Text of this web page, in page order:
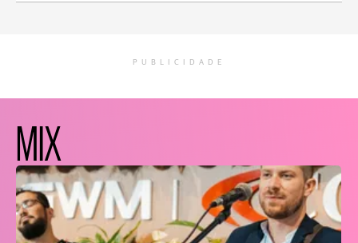
PUBLICIDADE
MIX